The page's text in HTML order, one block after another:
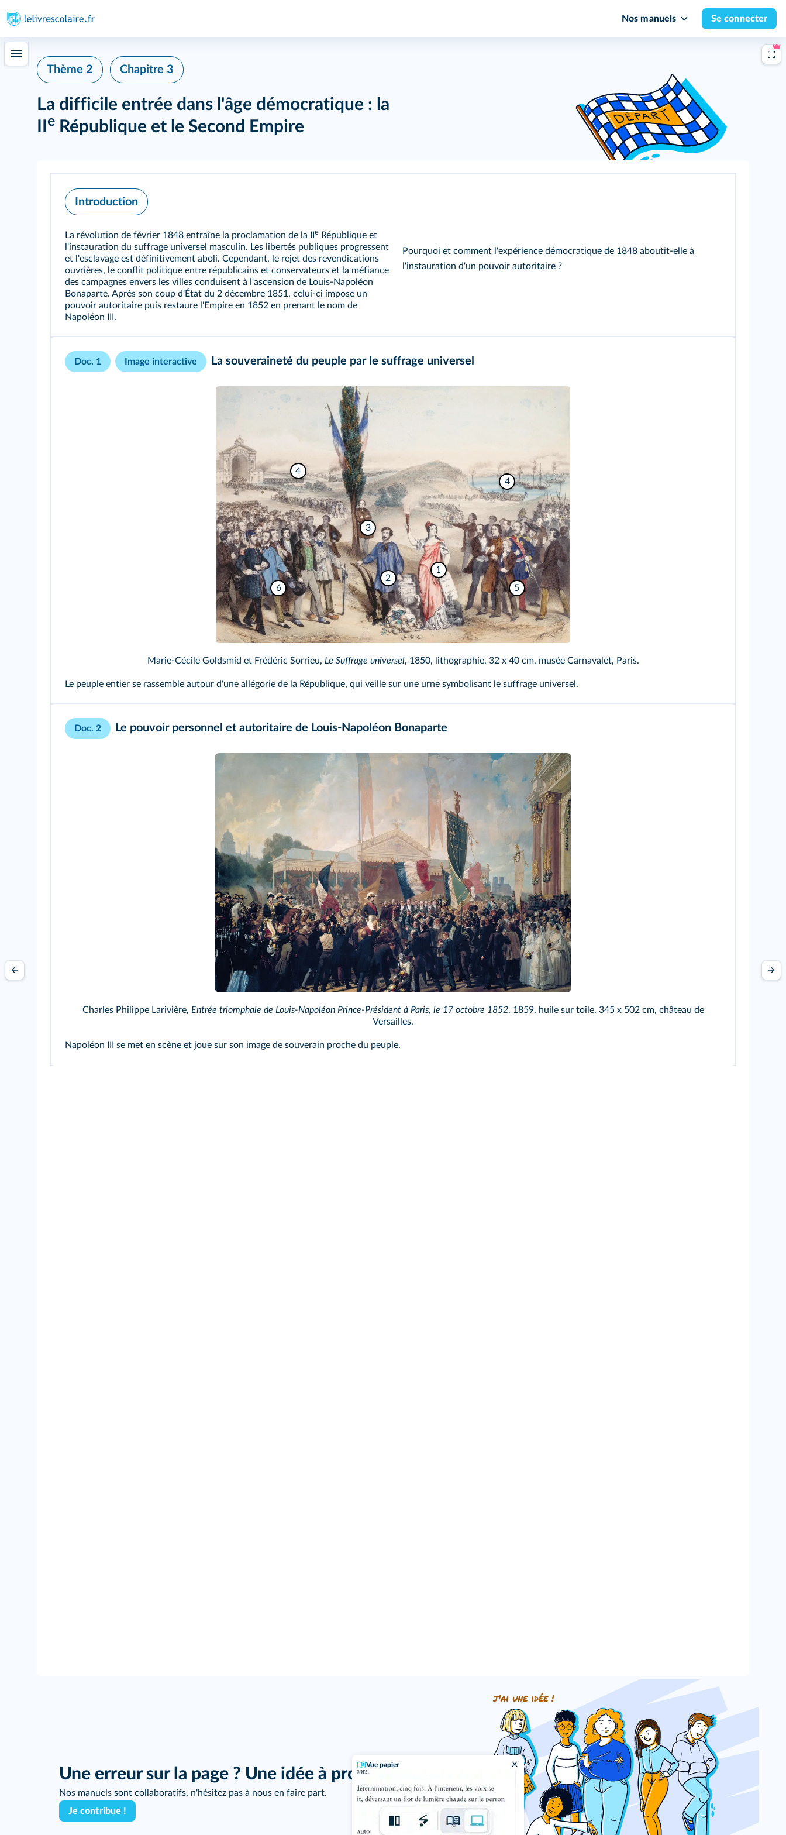
Nos manuels Se connecter
Vue papier
Thème 2 Chapitre 3
La difficile entrée dans l'âge démocratique : la
e République et le Second Empire
Introduction
La révolution de février 1848 entraîne la proclamation de la II e République et
l'instauration du suffrage universel masculin. Les libertés publiques progressent
et l'esclavage est définitivement aboli. Cependant, le rejet des revendications
ouvrières, le conflit politique entre républicains et conservateurs et la méfiance
des campagnes envers les villes conduisent à l'ascension de Louis‑Napoléon
Bonaparte. Après son coup d'État du 2 décembre 1851, celui‑ci impose un
pouvoir autoritaire puis restaure l'Empire en 1852 en prenant le nom de
Napoléon III.
Pourquoi et comment l'expérience démocratique de 1848 aboutit-elle à
l'instauration d'un pouvoir autoritaire ?
Doc. 1 Image interactive La souveraineté du peuple par le suffrage universel
1
2
3
4
4
5
6
Marie-Cécile Goldsmid et Frédéric Sorrieu, Le Suffrage universel, 1850, lithographie, 32 x 40 cm, musée Carnavalet, Paris.
Le peuple entier se rassemble autour d'une allégorie de la République, qui veille sur une urne symbolisant le suffrage universel.
Doc. 2 Le pouvoir personnel et autoritaire de Louis‑Napoléon Bonaparte
Charles Philippe Larivière, Entrée triomphale de Louis‑Napoléon Prince‑Président à Paris, le 17 octobre 1852, 1859, huile sur toile, 345 x 502 cm, château de
Versailles.
Napoléon III se met en scène et joue sur son image de souverain proche du peuple.
Une erreur sur la page ? Une idée à proposer ?
Nos manuels sont collaboratifs, n'hésitez pas à nous en faire part.
Je contribue !
j'ai une idée !